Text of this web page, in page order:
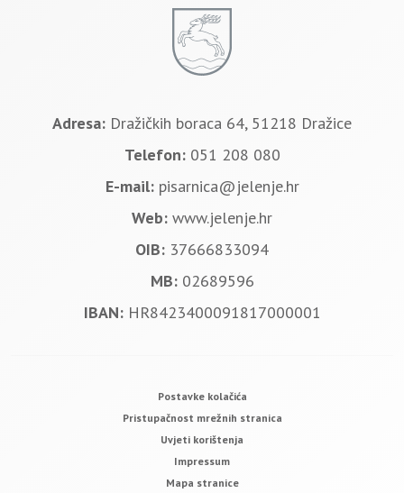
Adresa: Dražičkih boraca 64, 51218 Dražice
Telefon: 051 208 080
E-mail: pisarnica@jelenje.hr
Web: www.jelenje.hr
OIB: 37666833094
MB: 02689596
IBAN: HR8423400091817000001
Postavke kolačića
Pristupačnost mrežnih stranica
Uvjeti korištenja
Impressum
Mapa stranice